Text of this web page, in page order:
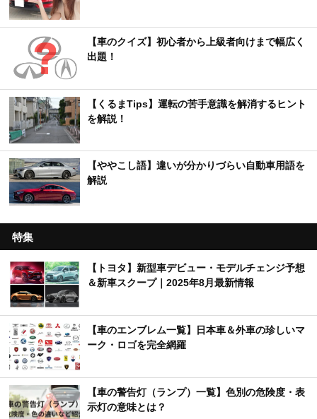
【車のクイズ】初心者から上級者向けまで幅広く
出題！
【くるまTips】運転の苦手意識を解消するヒント
を解説！
【ややこし語】違いが分かりづらい自動車用語を
解説
特集
【トヨタ】新型車デビュー・モデルチェンジ予想
＆新車スクープ｜2025年8月最新情報
【車のエンブレム一覧】日本車＆外車の珍しいマ
ーク・ロゴを完全網羅
【車の警告灯（ランプ）一覧】色別の危険度・表
示灯の意味とは？